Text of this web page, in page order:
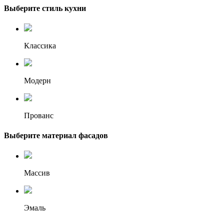
Выберите стиль кухни
Классика
Модерн
Прованс
Выберите материал фасадов
Массив
Эмаль